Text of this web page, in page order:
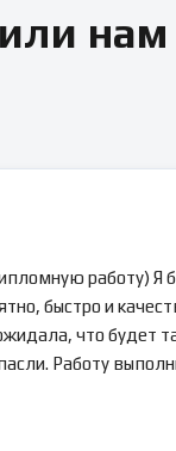
работу) Я
быстро и
что будет
Работу